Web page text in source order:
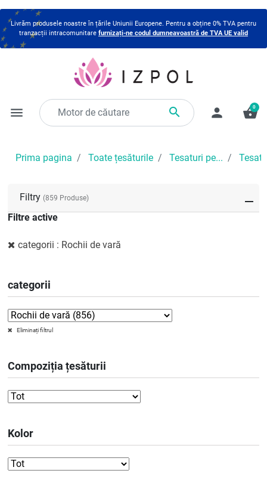
Livrăm produsele noastre în țările Uniunii Europene. Pentru a obține 0% TVA pentru
tranzacții intracomunitare furnizați-ne codul dumneavoastră de TVA UE valid
menu  person shopping_basket
0
Prima pagina Toate țesăturile Tesaturi pe...
Filtry (859 Produse)
Filtre active
categorii : Rochii de vară
categorii
Eliminați filtrul
Compoziția țesăturii
Kolor